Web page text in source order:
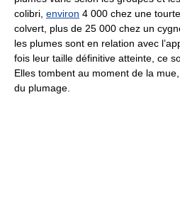
colibri, environ 4 000 chez une
colvert, plus de 25 000 chez un
les plumes sont en relation avec
fois leur taille définitive atteinte, ce
Elles tombent au moment de la
du plumage.